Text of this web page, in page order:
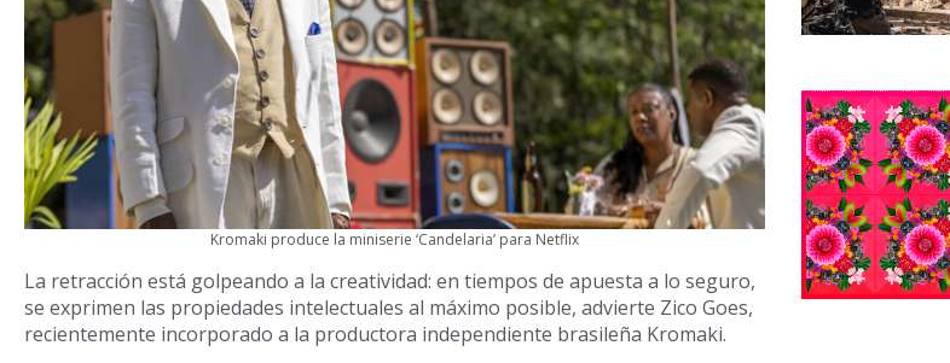
Kromaki produce la miniserie ‘Candelaria’ para Netflix
La retracción está golpeando a la creatividad: en tiempos de apuesta a lo seguro,
se exprimen las propiedades intelectuales al máximo posible, advierte Zico Goes,
recientemente incorporado a la productora independiente brasileña Kromaki.